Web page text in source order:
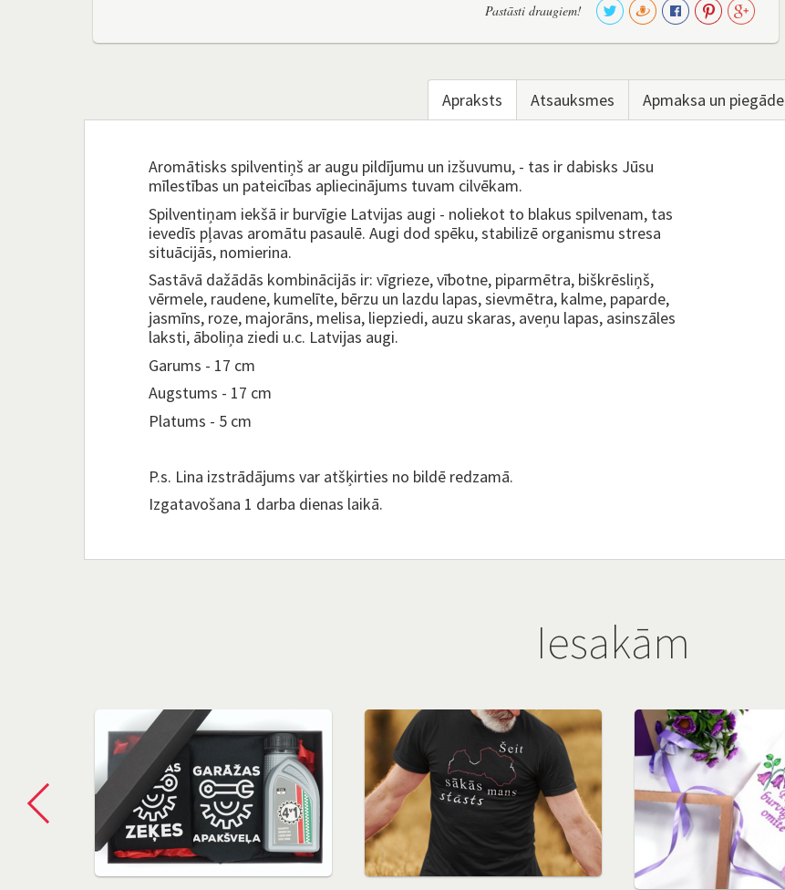
Pastāsti draugiem!
Apraksts Atsauksmes Apmaksa un piegāde
Aromātisks spilventiņš ar augu pildījumu un izšuvumu, - tas ir dabisks Jūsu
mīlestības un pateicības apliecinājums tuvam cilvēkam.
Spilventiņam iekšā ir burvīgie Latvijas augi - noliekot to blakus spilvenam, tas
ievedīs pļavas aromātu pasaulē. Augi dod spēku, stabilizē organismu stresa
situācijās, nomierina.
Sastāvā dažādās kombinācijās ir: vīgrieze, vībotne, piparmētra, biškrēsliņš,
vērmele, raudene, kumelīte, bērzu un lazdu lapas, sievmētra, kalme, paparde,
jasmīns, roze, majorāns, melisa, liepziedi, auzu skaras, aveņu lapas, asinszāles
laksti, āboliņa ziedi u.c. Latvijas augi.
Garums - 17 cm
Augstums - 17 cm
Platums - 5 cm
P.s. Lina izstrādājums var atšķirties no bildē redzamā.
Izgatavošana 1 darba dienas laikā.
Iesakām